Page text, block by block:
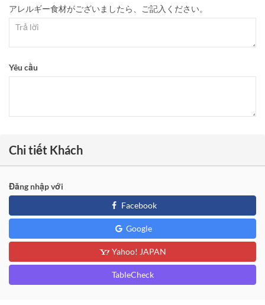
アレルギー食材がございましたら、ご記入ください。
Yêu cầu
Chi tiết Khách
Đăng nhập với
Facebook
Google
Yahoo! JAPAN
TableCheck